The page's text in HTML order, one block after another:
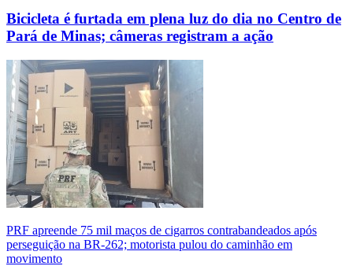
Bicicleta é furtada em plena luz do dia no Centro de
Pará de Minas; câmeras registram a ação
PRF apreende 75 mil maços de cigarros contrabandeados após
perseguição na BR-262; motorista pulou do caminhão em
movimento